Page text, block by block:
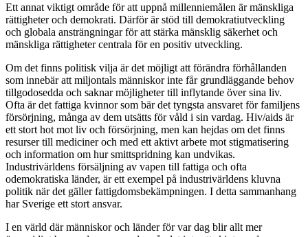
Ett annat viktigt område för att uppnå millenniemålen är mänskliga
rättigheter och demokrati. Därför är stöd till demokratiutveckling
och globala ansträngningar för att stärka mänsklig säkerhet och
mänskliga rättigheter centrala för en positiv utveckling.
Om det finns politisk vilja är det möjligt att förändra förhållanden
som innebär att miljontals människor inte får grundläggande behov
tillgodosedda och saknar möjligheter till inflytande över sina liv.
Ofta är det fattiga kvinnor som bär det tyngsta ansvaret för familjens
försörjning, många av dem utsätts för våld i sin vardag. Hiv/aids är
ett stort hot mot liv och försörjning, men kan hejdas om det finns
resurser till mediciner och med ett aktivt arbete mot stigmatisering
och information om hur smittspridning kan undvikas.
Industrivärldens försäljning av vapen till fattiga och ofta
odemokratiska länder, är ett exempel på industrivärldens kluvna
politik när det gäller fattigdomsbekämpningen. I detta sammanhang
har Sverige ett stort ansvar.
I en värld där människor och länder för var dag blir allt mer